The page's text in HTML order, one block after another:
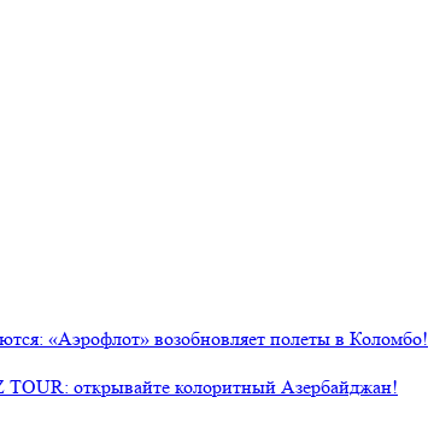
«Аэрофлот» возобновляет полеты в Коломбо!
TOUR: открывайте колоритный Азербайджан!